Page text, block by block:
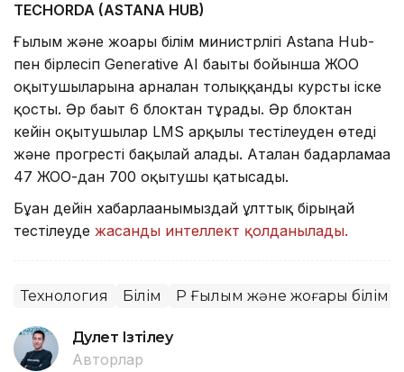
TECHORDA (ASTANA HUB)
Ғылым және жоғары білім министрлігі Astana Hub-
пен бірлесіп Generative AI бағыты бойынша ЖОО
оқытушыларына арналған толыққанды курсты іске
қосты. Әр бағыт 6 блоктан тұрады. Әр блоктан
кейін оқытушылар LMS арқылы тестілеуден өтеді
және прогресті бақылай алады. Аталған бағдарламаға
47 ЖОО-дан 700 оқытушы қатысады.
Бұған дейін хабарлағанымыздай ұлттық бірыңғай
тестілеуде жасанды интеллект қолданылады.
Технология Білім ҚР Ғылым және жоғары білім
Дәулет Ізтілеу
Авторлар